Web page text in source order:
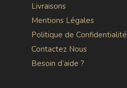
Livraisons
Mentions Légales
Politique de Confidentialité
Contactez Nous
Besoin d’aide ?